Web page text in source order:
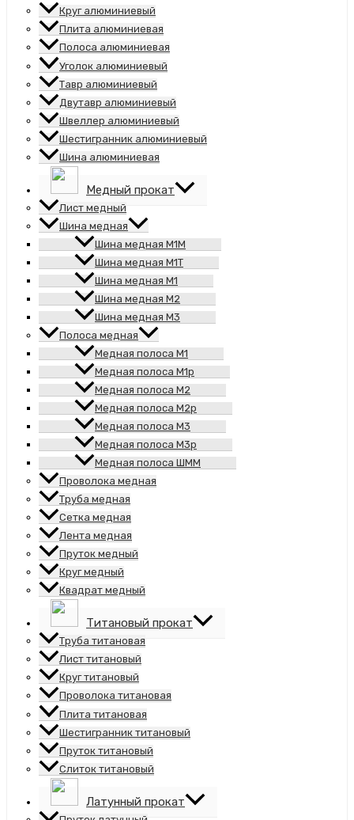
Круг алюминиевый
Плита алюминиевая
Полоса алюминиевая
Уголок алюминиевый
Тавр алюминиевый
Двутавр алюминиевый
Швеллер алюминиевый
Шестигранник алюминиевый
Шина алюминиевая
Медный прокат
Лист медный
Шина медная
Шина медная М1М
Шина медная М1Т
Шина медная М1
Шина медная М2
Шина медная М3
Полоса медная
Медная полоса М1
Медная полоса М1р
Медная полоса М2
Медная полоса М2р
Медная полоса М3
Медная полоса М3р
Медная полоса ШММ
Проволока медная
Труба медная
Сетка медная
Лента медная
Пруток медный
Круг медный
Квадрат медный
Титановый прокат
Труба титановая
Лист титановый
Круг титановый
Проволока титановая
Плита титановая
Шестигранник титановый
Пруток титановый
Слиток титановый
Латунный прокат